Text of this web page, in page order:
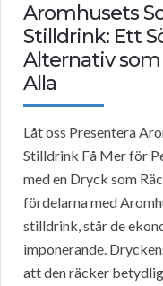
Aromhusets
Stilldrink: Ett
Alternativ som
Alla
Låt oss Presentera
Stilldrink Få Mer för
med en Dryck som
fördelarna med
stilldrink, står de
imponerande.
att den räcker